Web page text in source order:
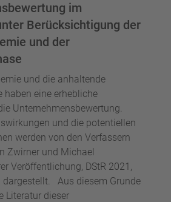
im
Berücksichtigung der
und der
und die anhaltende
haben eine erhebliche
Unternehmensbewertung.
und die potentiellen
werden von den Verfassern
Zwirner und Michael
Veröffentlichung, DStR 2021,
dargestellt. Aus diesem Grunde
Literatur dieser